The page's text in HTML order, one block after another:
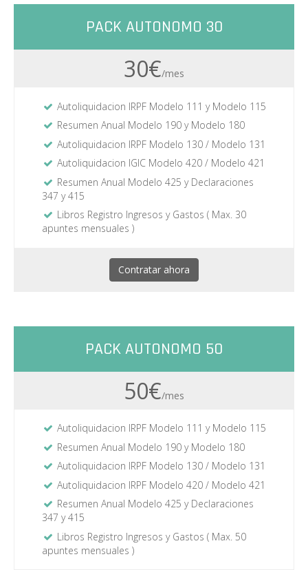
PACK AUTONOMO 30
30€/mes
Autoliquidacion IRPF Modelo 111 y Modelo 115
Resumen Anual Modelo 190 y Modelo 180
Autoliquidacion IRPF Modelo 130 / Modelo 131
Autoliquidacion IGIC Modelo 420 / Modelo 421
Resumen Anual Modelo 425 y Declaraciones
347 y 415
Libros Registro Ingresos y Gastos ( Max. 30
apuntes mensuales )
Contratar ahora
PACK AUTONOMO 50
50€/mes
Autoliquidacion IRPF Modelo 111 y Modelo 115
Resumen Anual Modelo 190 y Modelo 180
Autoliquidacion IRPF Modelo 130 / Modelo 131
Autoliquidacion IRPF Modelo 420 / Modelo 421
Resumen Anual Modelo 425 y Declaraciones
347 y 415
Libros Registro Ingresos y Gastos ( Max. 50
apuntes mensuales )